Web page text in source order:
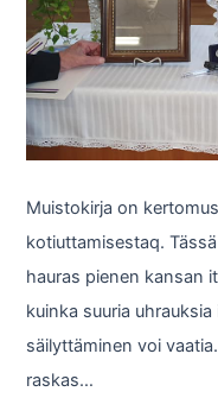
Muistokirja on
kotiuttamisestaq.
hauras pienen kansan
kuinka suuria
säilyttäminen voi
raskas…